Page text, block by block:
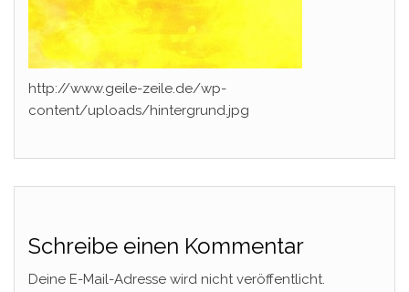
http://www.geile-zeile.de/wp-
content/uploads/hintergrund.jpg
Schreibe einen Kommentar
Deine E-Mail-Adresse wird nicht veröffentlicht.